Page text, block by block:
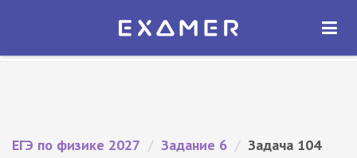
Экзамер — ЕГЭ 2027
ОТКРЫТЬ
ЕГЭ по физике 2027 / Задание 6 / Задача 104